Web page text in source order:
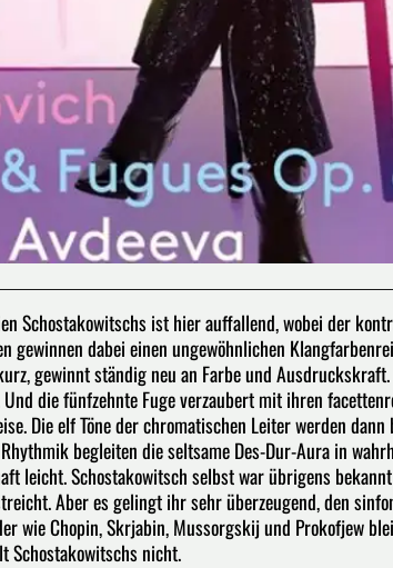
Schostakowitschs ist hier auffallend, wobei der
gewinnen dabei einen ungewöhnlichen
gewinnt ständig neu an Farbe und
die fünfzehnte Fuge verzaubert mit ihren
Die elf Töne der chromatischen Leiter werden dann
begleiten die seltsame Des-Dur-Aura in
leicht. Schostakowitsch selbst war übrigens
Aber es gelingt ihr sehr überzeugend, den
wie Chopin, Skrjabin, Mussorgskij und Prokofjew
Schostakowitschs nicht.